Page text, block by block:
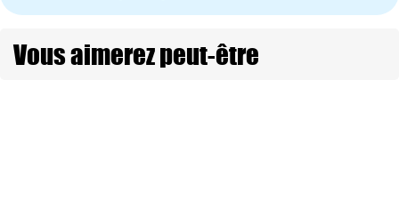
Vous aimerez peut-être